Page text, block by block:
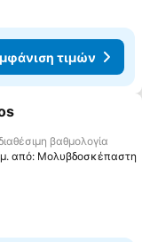
τιμών
αγαπημένα
βαθμολογία
από: Μολυβδοσκέπαστη